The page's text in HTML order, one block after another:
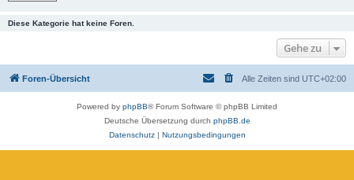
Diese Kategorie hat keine Foren.
Gehe zu
Foren-Übersicht Alle Zeiten sind UTC+02:00
Powered by phpBB® Forum Software © phpBB Limited
Deutsche Übersetzung durch phpBB.de
Datenschutz| Nutzungsbedingungen